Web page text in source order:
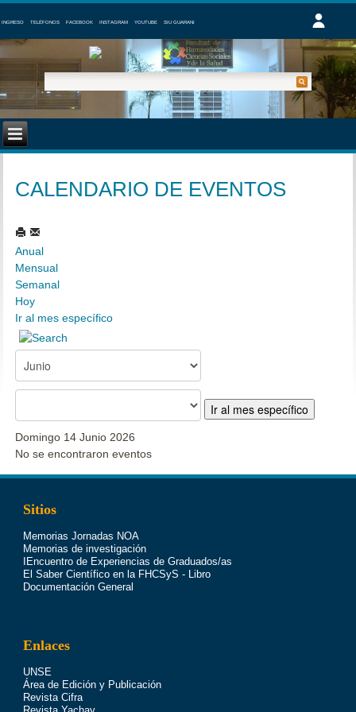
INGRESO TELÉFONOS FACEBOOK INSTAGRAM YOUTUBE SIU GUARANI
CALENDARIO DE EVENTOS
Anual
Mensual
Semanal
Hoy
Ir al mes específico
Ir al mes específico
Domingo 14 Junio 2026
No se encontraron eventos
Sitios
Memorias Jornadas NOA
Memorias de investigación
IEncuentro de Experiencias de Graduados/as
El Saber Científico en la FHCSyS - Libro
Documentación General
Enlaces
UNSE
Área de Edición y Publicación
Revista Cifra